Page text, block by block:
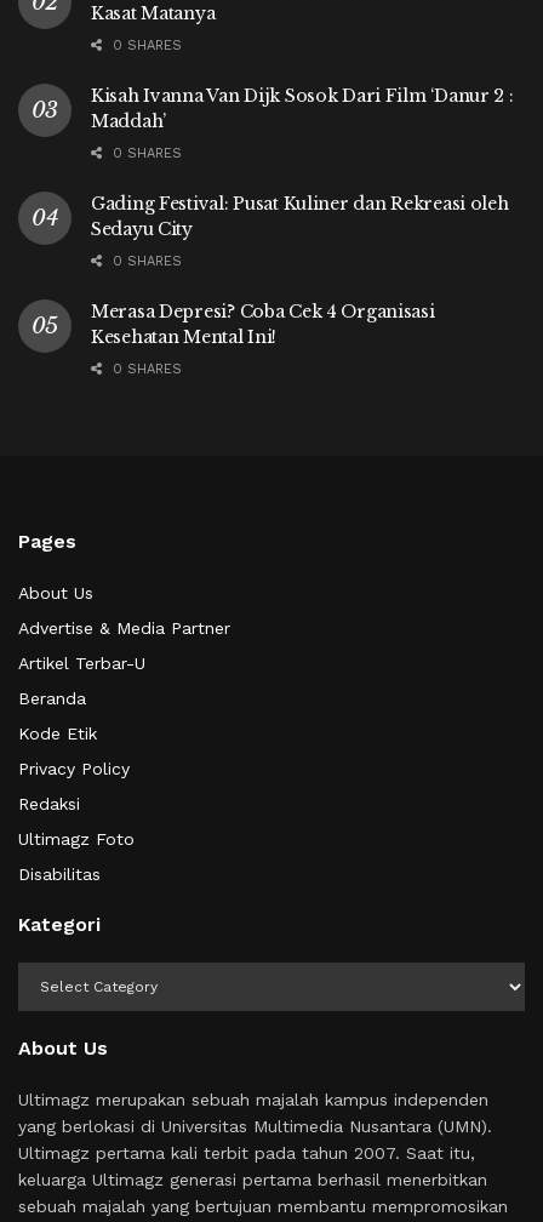
Kasat Matanya
0 SHARES
Kisah Ivanna Van Dijk Sosok Dari Film ‘Danur 2 :
Maddah’
0 SHARES
Gading Festival: Pusat Kuliner dan Rekreasi oleh
Sedayu City
0 SHARES
Merasa Depresi? Coba Cek 4 Organisasi
Kesehatan Mental Ini!
0 SHARES
Pages
About Us
Advertise & Media Partner
Artikel Terbar-U
Beranda
Kode Etik
Privacy Policy
Redaksi
Ultimagz Foto
Disabilitas
Kategori
About Us
Ultimagz merupakan sebuah majalah kampus independen
yang berlokasi di Universitas Multimedia Nusantara (UMN).
Ultimagz pertama kali terbit pada tahun 2007. Saat itu,
keluarga Ultimagz generasi pertama berhasil menerbitkan
sebuah majalah yang bertujuan membantu mempromosikan